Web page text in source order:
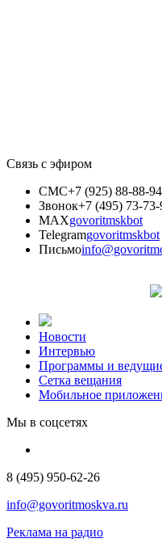
Связь с эфиром
СМС+7 (925) 88-88-
Звонок+7 (495) 73-73-
MAXgovoritmskbot
Telegramgovoritmskbot
Письмо
Новости
Интервью
Программы и
Сетка вещания
Мобильное
Мы в соцсетях
8 (495) 950-62-26
info@govoritmoskva.ru
Реклама на радио